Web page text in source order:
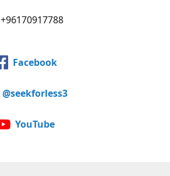
+96170917788
Facebook
@seekforless3
YouTube